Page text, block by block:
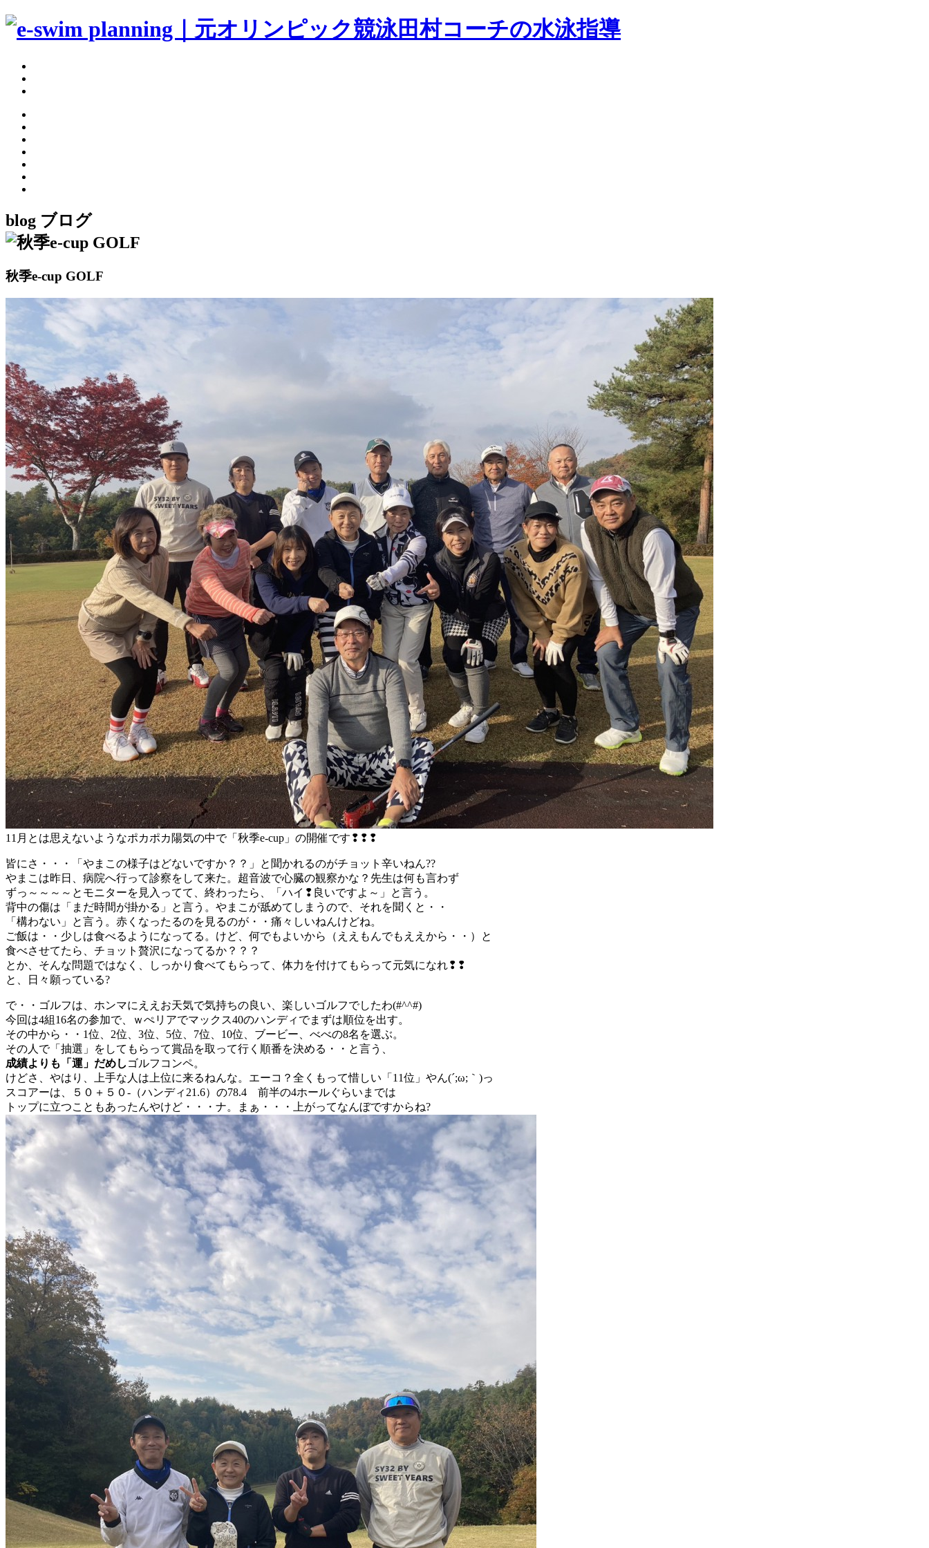
blog ブログ
秋季e-cup GOLF
11月とは思えないようなポカポカ陽気の中で「秋季e-cup」の開催です❢❢❢
皆にさ・・・「やまこの様子はどないですか？？」と聞かれるのがチョット辛いねん??
やまこは昨日、病院へ行って診察をして来た。超音波で心臓の観察かな？先生は何も言わず
ずっ～～～～とモニターを見入ってて、終わったら、「ハイ❢良いですよ～」と言う。
背中の傷は「まだ時間が掛かる」と言う。やまこが舐めてしまうので、それを聞くと・・
「構わない」と言う。赤くなったるのを見るのが・・痛々しいねんけどね。
ご飯は・・少しは食べるようになってる。けど、何でもよいから（ええもんでもええから・・）と
食べさせてたら、チョット贅沢になってるか？？？
とか、そんな問題ではなく、しっかり食べてもらって、体力を付けてもらって元気になれ❢❢
と、日々願っている?
で・・ゴルフは、ホンマにええお天気で気持ちの良い、楽しいゴルフでしたわ(#^^#)
今回は4組16名の参加で、ｗぺリアでマックス40のハンディでまずは順位を出す。
その中から・・1位、2位、3位、5位、7位、10位、ブービー、べべの8名を選ぶ。
その人で「抽選」をしてもらって賞品を取って行く順番を決める・・と言う、
成績よりも「運」だめし ゴルフコンペ。
けどさ、やはり、上手な人は上位に来るねんな。エーコ？全くもって惜しい「11位」やん(´;ω;｀)っ
スコアーは、５０＋５０-（ハンディ21.6）の78.4 前半の4ホールぐらいまでは
トップに立つこともあったんやけど・・・ナ。まぁ・・・上がってなんぼですからね?